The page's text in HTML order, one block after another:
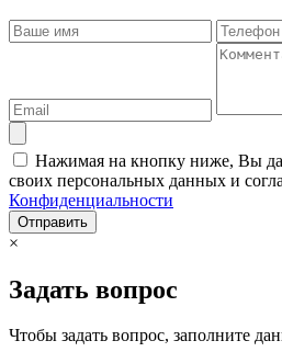
Нажимая на кнопку ниже, Вы
своих персональных данных и
Конфиденциальности
Отправить
×
Задать вопрос
Чтобы задать вопрос, заполните